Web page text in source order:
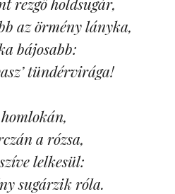
az örmény lányka,
bájosabb:
tündérvirága!
a rózsa,
lelkesül:
sugárzik róla.